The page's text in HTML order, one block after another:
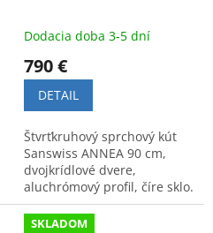
Dodacia doba 3-5 dní
790 €
DETAIL
Štvrťkruhový sprchový kút
Sanswiss ANNEA 90 cm,
dvojkrídlové dvere,
aluchrómový profil, číre sklo.
Kód produktu:
ANR5509005007.
SKLADOM